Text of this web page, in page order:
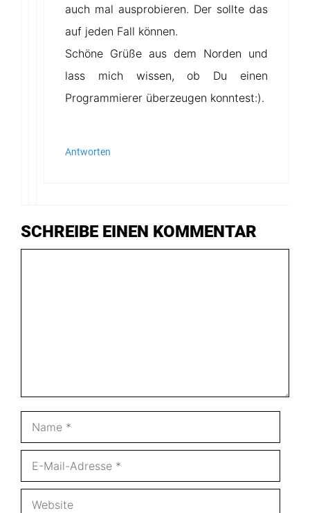
auch mal ausprobieren. Der sollte das
auf jeden Fall können.
Schöne Grüße aus dem Norden und
lass mich wissen, ob Du einen
Programmierer überzeugen konntest:).
Antworten
SCHREIBE EINEN KOMMENTAR
Name
Mail-
Adresse
Website